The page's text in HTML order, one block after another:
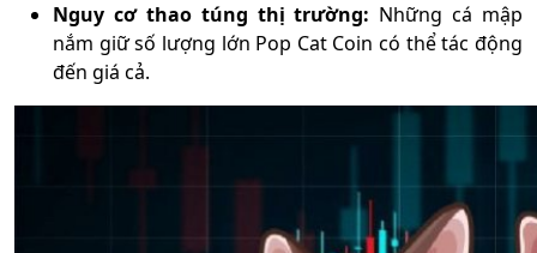
Nguy cơ thao túng thị trường: Những cá mập
nắm giữ số lượng lớn Pop Cat Coin có thể tác động
đến giá cả.